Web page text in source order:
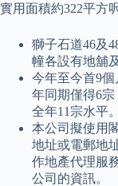
實用面積約322平方呎
獅子石道46及
幢各設有地舖
今年至今首9
年同期僅得6
全年11宗水平。
本公司擬使用
地址或電郵地
作地產代理服
公司的資訊。